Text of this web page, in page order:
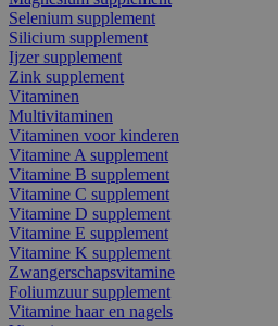
Selenium supplement
Silicium supplement
Ijzer supplement
Zink supplement
Vitaminen
Multivitaminen
Vitaminen voor kinderen
Vitamine A supplement
Vitamine B supplement
Vitamine C supplement
Vitamine D supplement
Vitamine E supplement
Vitamine K supplement
Zwangerschapsvitamine
Foliumzuur supplement
Vitamine haar en nagels